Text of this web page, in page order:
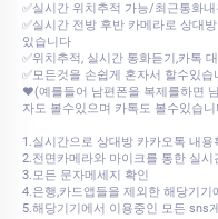
✅실시간 위치추적 가능/최근통화
✅실시간 전방 후반 카메라로 상대
있습니다
✅위치추적, 실시간 통화듣기,카톡
✅모든것을 손쉽게 혼자서 할수있습
♥(예를들어 남편폰을 복제를하면
자도 볼수있으며 카톡도 볼수있습
1.실시간으로 상대방 카카오톡 내
2.전면카메라와 마이크를 통한 실시
3.모든 문자메세지 확인
4.은행,카드앱들을 제외한 해당기
5.해당기기에서 이용중인 모든 sns